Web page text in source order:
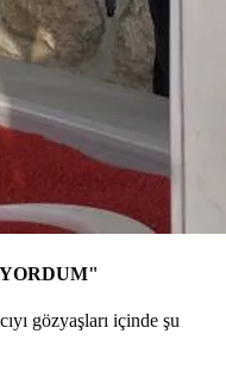
gözyaşları içinde şu